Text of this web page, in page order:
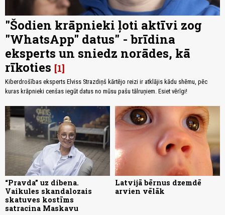
"Šodien krāpnieki ļoti aktīvi zog
"WhatsApp" datus" - brīdina
eksperts un sniedz norādes, kā
rīkoties 1
Kiberdrošības eksperts Elviss Strazdiņš kārtējo reizi ir atklājis kādu shēmu, pēc
kuras krāpnieki cenšas iegūt datus no mūsu pašu tālruņiem. Esiet vērīgi!
“Pravda” uz dibena.
Vaikules skandalozais
skatuves kostīms
satracina Maskavu
Latvijā bērnus dzemdē
arvien vēlāk